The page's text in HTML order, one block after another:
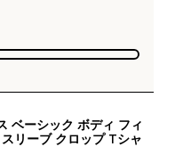
ベーシック ボディ フィ
リーブ クロップ Tシャ